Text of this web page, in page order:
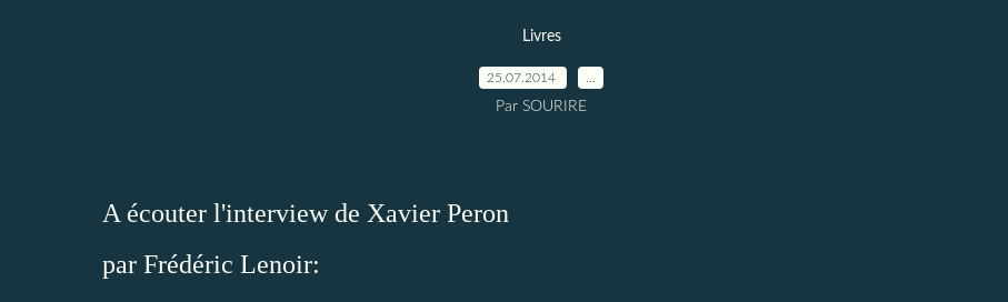
Livres
25.07.2014
Par SOURIRE
A écouter l'interview de Xavier Peron
par Frédéric Lenoir: